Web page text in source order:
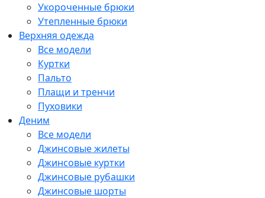
Укороченные брюки
Утепленные брюки
Верхняя одежда
Все модели
Куртки
Пальто
Плащи и тренчи
Пуховики
Деним
Все модели
Джинсовые жилеты
Джинсовые куртки
Джинсовые рубашки
Джинсовые шорты